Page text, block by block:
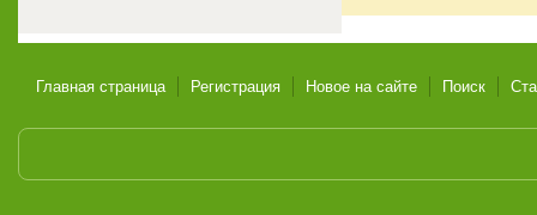
Главная страница Регистрация Новое на сайте Поиск